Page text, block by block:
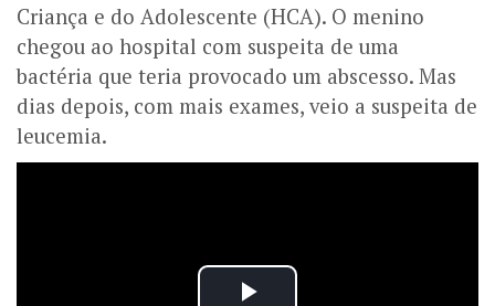
Criança e do Adolescente (HCA). O menino
chegou ao hospital com suspeita de uma
bactéria que teria provocado um abscesso. Mas
dias depois, com mais exames, veio a suspeita de
leucemia.